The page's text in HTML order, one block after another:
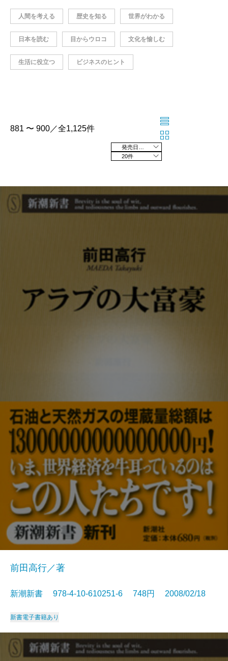
人間を考える 歴史を知る 世界がわかる
日本を読む 目からウロコ 文化を愉しむ
生活に役立つ ビジネスのヒント
881 〜 900／全1,125件
20件
前田高行／著
新潮新書 978-4-10-610251-6 748円 2008/02/18
新書電子書籍あり